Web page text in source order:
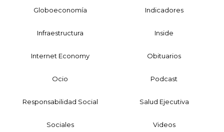
Globoeconomía Indicadores
Infraestructura Inside
Internet Economy Obituarios
Ocio Podcast
Responsabilidad Social Salud Ejecutiva
Sociales Videos